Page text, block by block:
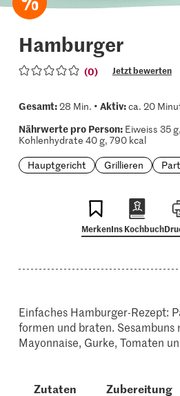
Hamburger
(0) Jetzt bewerten
Gesamt:28 Min. • Aktiv:ca. 20
Nährwerte pro Person:Eiweiss 35
Kohlenhydrate 40 g, 790 kcal
Hauptgericht
Grillieren
MerkenIns Kochbuch
Einfaches Hamburger-Rezept:
formen und braten. Sesambuns
Mayonnaise, Gurke, Tomaten
Zutaten Zubereitung